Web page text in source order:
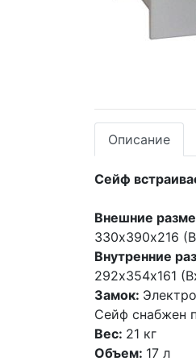
Описание
Сейф
Внешние
330х390х216
Внутренние
292х354х161
Замок:
Сейф снабжен
Вес: 21 кг
Объем: 17 л